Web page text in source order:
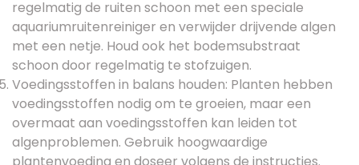
regelmatig de ruiten schoon met een speciale
aquariumruitenreiniger en verwijder drijvende algen
met een netje. Houd ook het bodemsubstraat
schoon door regelmatig te stofzuigen.
Voedingsstoffen in balans houden: Planten hebben
voedingsstoffen nodig om te groeien, maar een
overmaat aan voedingsstoffen kan leiden tot
algenproblemen. Gebruik hoogwaardige
plantenvoeding en doseer volgens de instructies.